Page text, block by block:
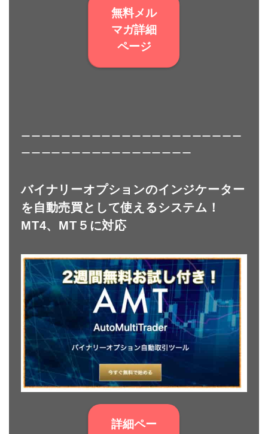
無料メル
マガ詳細
ページ
ーーーーーーーーーーーーーーーーーーーーーー
ーーーーーーーーーーーーーーーーー
バイナリーオプションのインジケーター
を自動売買として使えるシステム！
MT4、MT５に対応
詳細ペー